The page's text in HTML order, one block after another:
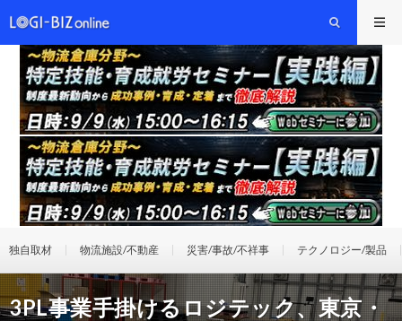
独自取材 物流施設/不動産 災害/事故/不祥事 テクノロジー/製品
3PL事業手掛けるロジテック、東京・